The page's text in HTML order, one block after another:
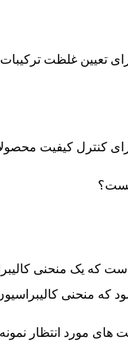
تعیین غلظت
کنترل کیفیت
که یک منحنی
که منحنی
مورد انتظار